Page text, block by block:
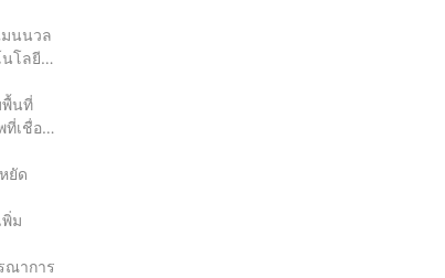
มนนวล
โลยี
พื้นที่
ที่เชื่อ
ยัด
ม
ณาการ